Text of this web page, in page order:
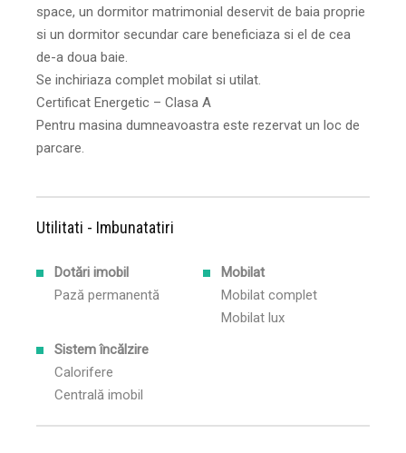
space, un dormitor matrimonial deservit de baia proprie
si un dormitor secundar care beneficiaza si el de cea
de-a doua baie.
Se inchiriaza complet mobilat si utilat.
Certificat Energetic – Clasa A
Pentru masina dumneavoastra este rezervat un loc de
parcare.
Utilitati - Imbunatatiri
Dotări imobil
Pază permanentă
Mobilat
Mobilat complet
Mobilat lux
Sistem încălzire
Calorifere
Centrală imobil